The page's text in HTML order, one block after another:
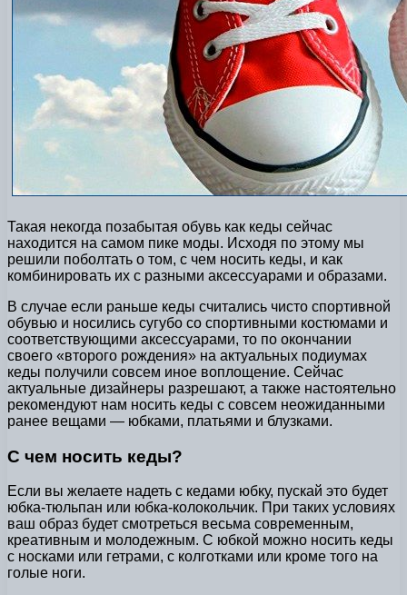
Такая некогда позабытая обувь как кеды сейчас
находится на самом пике моды. Исходя по этому мы
решили поболтать о том, с чем носить кеды, и как
комбинировать их с разными аксессуарами и образами.
В случае если раньше кеды считались чисто спортивной
обувью и носились сугубо со спортивными костюмами и
соответствующими аксессуарами, то по окончании
своего «второго рождения» на актуальных подиумах
кеды получили совсем иное воплощение. Сейчас
актуальные дизайнеры разрешают, а также настоятельно
рекомендуют нам носить кеды с совсем неожиданными
ранее вещами — юбками, платьями и блузками.
С чем носить кеды?
Если вы желаете надеть с кедами юбку, пускай это будет
юбка-тюльпан или юбка-колокольчик. При таких условиях
ваш образ будет смотреться весьма современным,
креативным и молодежным. С юбкой можно носить кеды
с носками или гетрами, с колготками или кроме того на
голые ноги.